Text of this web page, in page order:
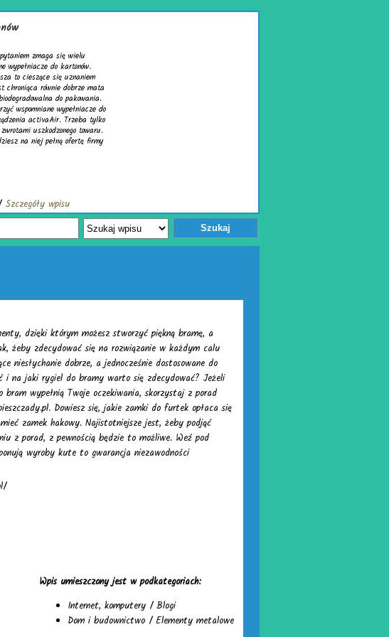
Szukaj
dzięki którym możesz stworzyć piękną bramę, a
żeby zdecydować się na rozwiązanie w każdym calu
niesłychanie dobrze, a jednocześnie dostosowane do
i na jaki rygiel do bramy warto się zdecydować? Jeżeli
wypełnią Twoje oczekiwania, skorzystaj z porad
Dowiesz się, jakie zamki do furtek opłaca się
zamek hakowy. Najistotniejsze jest, żeby podjąć
z porad, z pewnością będzie to możliwe. Weź pod
wyroby kute to gwarancja niezawodności
Wpis umieszczony jest w podkategoriach:
Internet, komputery /Blogi
Dom i budownictwo /Elementy metalowe